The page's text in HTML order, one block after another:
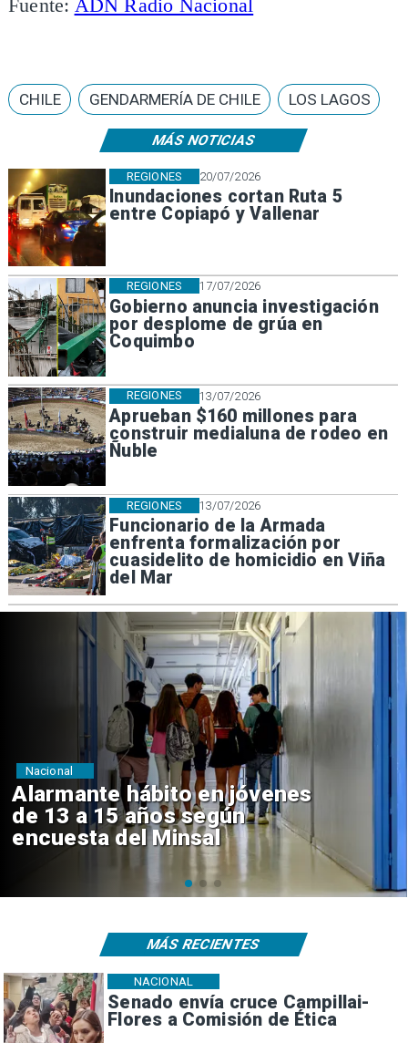
MÁS NOTICIAS
20/07/2026
Inundaciones cortan Ruta 5
entre Copiapó y Vallenar
REGIONES
17/07/2026
Gobierno anuncia investigación
por desplome de grúa en
Coquimbo
REGIONES
13/07/2026
Aprueban $160 millones para
construir medialuna de rodeo en
Ñuble
REGIONES
13/07/2026
Funcionario de la Armada
enfrenta formalización por
cuasidelito de homicidio en Viña
del Mar
REGIONES
Fuente: ADN Radio Nacional
CHILE GENDARMERÍA DE CHILE LOS LAGOS
Aprueban creación del Parque
Sebastián Piñera con inversión
de $4 mil millones
Regiones
Senado envía cruce Campillai-
Flores a Comisión de Ética
NACIONAL
MÁS RECIENTES